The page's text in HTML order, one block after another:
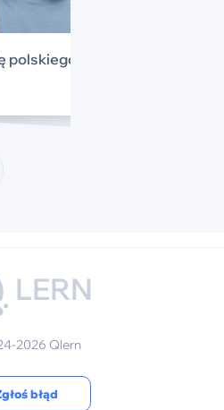
polskiego
błąd
LERN
2026 Qlern